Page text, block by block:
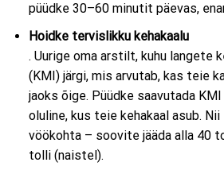
püüdke 30–60 minutit päevas,
Hoidke tervislikku kehakaalu
. Uurige oma arstilt, kuhu langete
(KMI) järgi, mis arvutab, kas teie
jaoks õige. Püüdke saavutada
oluline, kus teie kehakaal asub.
vöökohta – soovite jääda alla 40
tolli (naistel).